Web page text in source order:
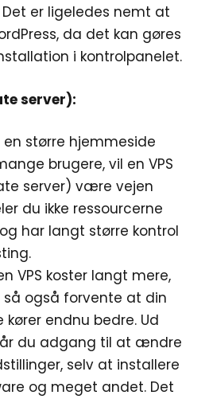
er ligeledes nemt at
da det kan gøres
i kontrolpanelet.
server):
en større hjemmeside
brugere, vil en VPS
server) være vejen
du ikke ressourcerne
har langt større kontrol
VPS koster langt mere,
så også forvente at din
endnu bedre. Ud
du adgang til at ændre
selv at installere
og meget andet. Det